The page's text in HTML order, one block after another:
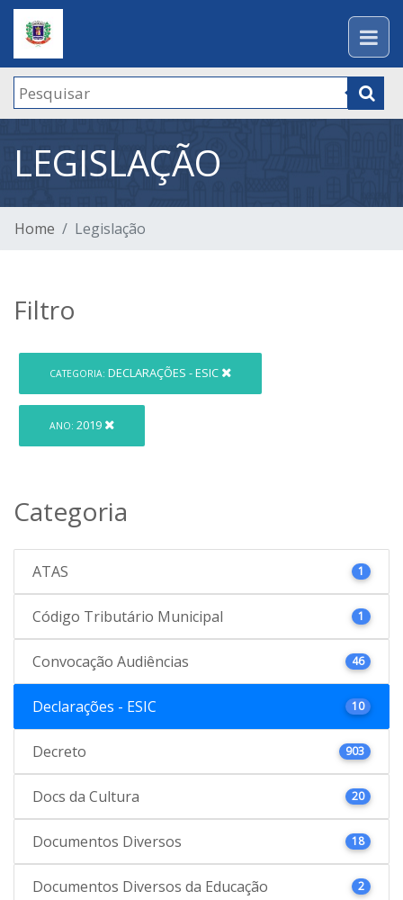
LEGISLAÇÃO
Home Legislação
Filtro
CATEGORIA: DECLARAÇÕES - ESIC
ANO: 2019
Categoria
ATAS 1
Código Tributário Municipal 1
Convocação Audiências 46
Declarações - ESIC 10
Decreto 903
Docs da Cultura 20
Documentos Diversos 18
Documentos Diversos da Educação 2